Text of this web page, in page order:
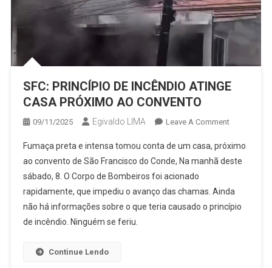
SFC: PRINCÍPIO DE INCÊNDIO ATINGE
CASA PRÓXIMO AO CONVENTO
09/11/2025 Egivaldo LIMA Leave A CommentOn
PRINCÍPIO
DE
ATINGE
CASA
Fumaça preta e intensa tomou conta de um casa, próximo
ao convento de São Francisco do Conde, Na manhã deste
sábado, 8. O Corpo de Bombeiros foi acionado
rapidamente, que impediu o avanço das chamas. Ainda
não há informações sobre o que teria causado o princípio
de incêndio. Ninguém se feriu.
Continue Lendo